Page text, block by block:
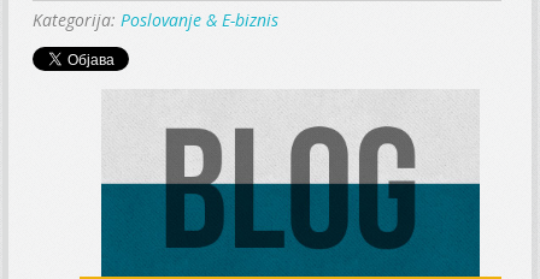
Kategorija:Poslovanje & E-biznis